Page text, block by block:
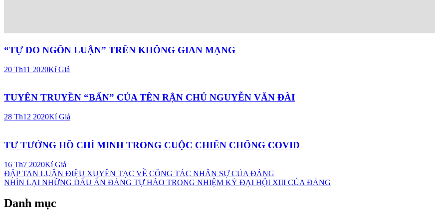
“TỰ DO NGÔN LUẬN” TRÊN KHÔNG GIAN MẠNG
20 Th11 2020Kí Giả
TUYÊN TRUYỀN “BẨN” CỦA TÊN RẬN CHỦ NGUYỄN VĂN ĐÀI
28 Th12 2020Kí Giả
TƯ TƯỞNG HỒ CHÍ MINH TRONG CUỘC CHIẾN CHỐNG COVID
16 Th7 2020Kí Giả
Điều
hướng
bài
ĐẬP TAN LUẬN ĐIỆU XUYÊN TẠC VỀ CÔNG TÁC NHÂN SỰ CỦA ĐẢNG
NHÌN LẠI NHỮNG DẤU ẤN ĐÁNG TỰ HÀO TRONG NHIỆM KỲ ĐẠI HỘI XIII CỦA ĐẢNG
Danh mục